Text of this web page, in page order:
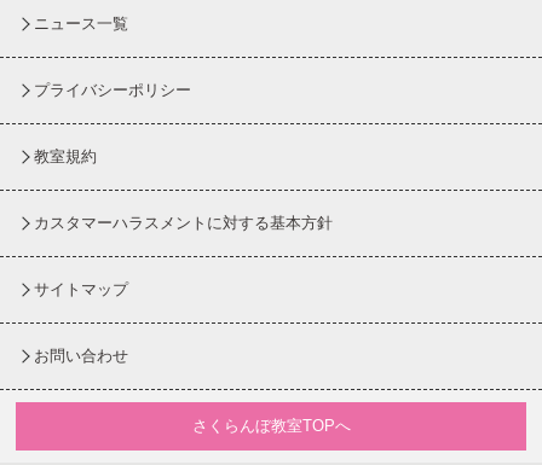
ニュース一覧
プライバシーポリシー
教室規約
カスタマーハラスメントに対する基本方針
サイトマップ
お問い合わせ
さくらんぼ教室TOPへ